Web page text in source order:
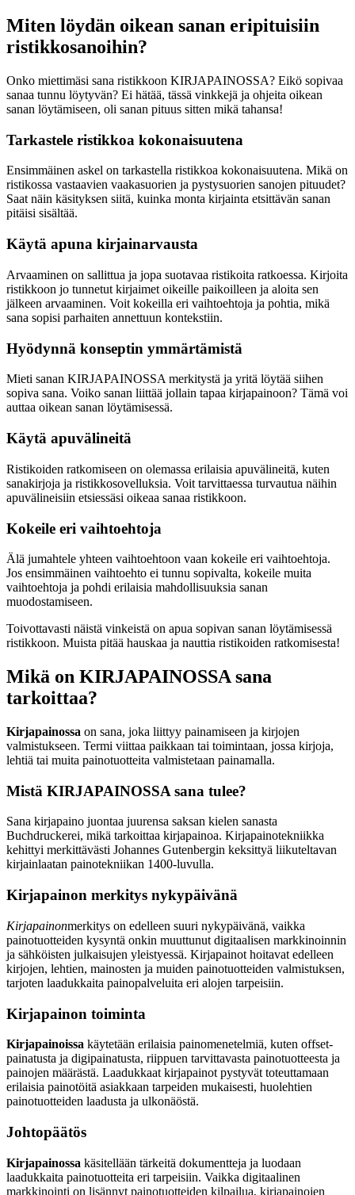
Miten löydän oikean sanan eripituisiin
ristikkosanoihin?
Onko miettimäsi sana ristikkoon KIRJAPAINOSSA? Eikö sopivaa
sanaa tunnu löytyvän? Ei hätää, tässä vinkkejä ja ohjeita oikean
sanan löytämiseen, oli sanan pituus sitten mikä tahansa!
Tarkastele ristikkoa kokonaisuutena
Ensimmäinen askel on tarkastella ristikkoa kokonaisuutena. Mikä on
ristikossa vastaavien vaakasuorien ja pystysuorien sanojen pituudet?
Saat näin käsityksen siitä, kuinka monta kirjainta etsittävän sanan
pitäisi sisältää.
Käytä apuna kirjainarvausta
Arvaaminen on sallittua ja jopa suotavaa ristikoita ratkoessa. Kirjoita
ristikkoon jo tunnetut kirjaimet oikeille paikoilleen ja aloita sen
jälkeen arvaaminen. Voit kokeilla eri vaihtoehtoja ja pohtia, mikä
sana sopisi parhaiten annettuun kontekstiin.
Hyödynnä konseptin ymmärtämistä
Mieti sanan KIRJAPAINOSSA merkitystä ja yritä löytää siihen
sopiva sana. Voiko sanan liittää jollain tapaa kirjapainoon? Tämä voi
auttaa oikean sanan löytämisessä.
Käytä apuvälineitä
Ristikoiden ratkomiseen on olemassa erilaisia apuvälineitä, kuten
sanakirjoja ja ristikkosovelluksia. Voit tarvittaessa turvautua näihin
apuvälineisiin etsiessäsi oikeaa sanaa ristikkoon.
Kokeile eri vaihtoehtoja
Älä jumahtele yhteen vaihtoehtoon vaan kokeile eri vaihtoehtoja.
Jos ensimmäinen vaihtoehto ei tunnu sopivalta, kokeile muita
vaihtoehtoja ja pohdi erilaisia mahdollisuuksia sanan
muodostamiseen.
Toivottavasti näistä vinkeistä on apua sopivan sanan löytämisessä
ristikkoon. Muista pitää hauskaa ja nauttia ristikoiden ratkomisesta!
Mikä on KIRJAPAINOSSA sana
tarkoittaa?
Kirjapainossa on sana, joka liittyy painamiseen ja kirjojen
valmistukseen. Termi viittaa paikkaan tai toimintaan, jossa kirjoja,
lehtiä tai muita painotuotteita valmistetaan painamalla.
Mistä KIRJAPAINOSSA sana tulee?
Sana kirjapaino juontaa juurensa saksan kielen sanasta
Buchdruckerei, mikä tarkoittaa kirjapainoa. Kirjapainotekniikka
kehittyi merkittävästi Johannes Gutenbergin keksittyä liikuteltavan
kirjainlaatan painotekniikan 1400-luvulla.
Kirjapainon merkitys nykypäivänä
Kirjapainonmerkitys on edelleen suuri nykypäivänä, vaikka
painotuotteiden kysyntä onkin muuttunut digitaalisen markkinoinnin
ja sähköisten julkaisujen yleistyessä. Kirjapainot hoitavat edelleen
kirjojen, lehtien, mainosten ja muiden painotuotteiden valmistuksen,
tarjoten laadukkaita painopalveluita eri alojen tarpeisiin.
Kirjapainon toiminta
Kirjapainoissa käytetään erilaisia painomenetelmiä, kuten offset-
painatusta ja digipainatusta, riippuen tarvittavasta painotuotteesta ja
painojen määrästä. Laadukkaat kirjapainot pystyvät toteuttamaan
erilaisia painotöitä asiakkaan tarpeiden mukaisesti, huolehtien
painotuotteiden laadusta ja ulkonäöstä.
Johtopäätös
Kirjapainossa käsitellään tärkeitä dokumentteja ja luodaan
laadukkaita painotuotteita eri tarpeisiin. Vaikka digitaalinen
markkinointi on lisännyt painotuotteiden kilpailua, kirjapainojen